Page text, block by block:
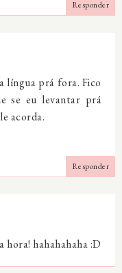
Responder
língua prá fora. Fico
se eu levantar prá
acorda.
Responder
hahahahaha :D